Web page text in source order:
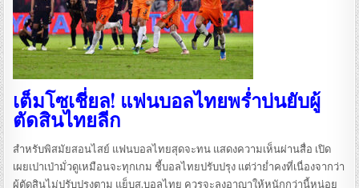
เต็มโซเชี่ยล! แฟนบอลไทยพร่ำบ่นยับผู้
ตัดสินไทยลีก
สำหรับพิสมัยสอนไสย์ แฟนบอลไทยสุดจะทน แสดงความเห็นผ่านสื่อ เปิด
เผยเปาเป่ามั่วดูเหมือนจะทุกเกม ชี้บอลไทยปรับปรุง แต่ว่าย่ำคงที่เนื่องจากว่า
ผู้ตัดสินไม่ปรับปรุงตาม แย็บส.บอลไทย ควรจะลงอาญาให้หนักกว่านี้หน่อย